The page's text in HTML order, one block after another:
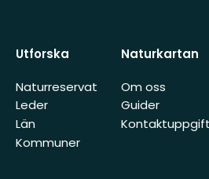
Utforska
Naturreservat
Leder
Län
Kommuner
Naturkartan
Om oss
Guider